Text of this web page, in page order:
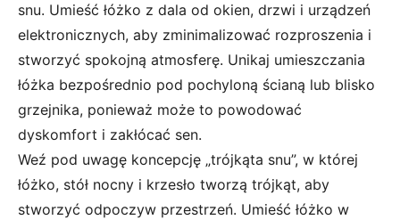
snu. Umieść łóżko z dala od okien, drzwi i urządzeń
elektronicznych, aby zminimalizować rozproszenia i
stworzyć spokojną atmosferę. Unikaj umieszczania
łóżka bezpośrednio pod pochyloną ścianą lub blisko
grzejnika, ponieważ może to powodować
dyskomfort i zakłócać sen.
Weź pod uwagę koncepcję „trójkąta snu”, w której
łóżko, stół nocny i krzesło tworzą trójkąt, aby
stworzyć odpoczyw przestrzeń. Umieść łóżko w